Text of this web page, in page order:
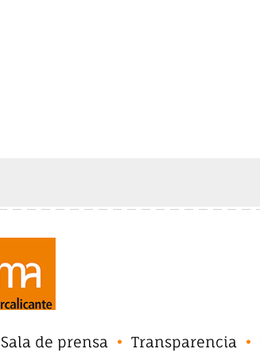
Sala de prensa Transparencia